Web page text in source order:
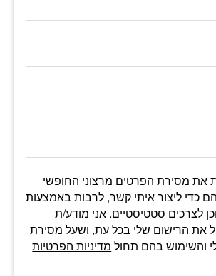
את מסירת הפרטים מרצוני החופשי
כדי ליצור איתי קשר, לרבות באמצעות
וכן לצרכים סטטיסטיים. אני מודע/ת
את הרישום שלי בכל עת, ושעל מסירת
והשימוש בהם תחול מדיניות הפרטיות